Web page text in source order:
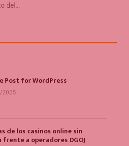
del...
Post for WordPress
2025
de los casinos online sin
frente a operadores DGOJ